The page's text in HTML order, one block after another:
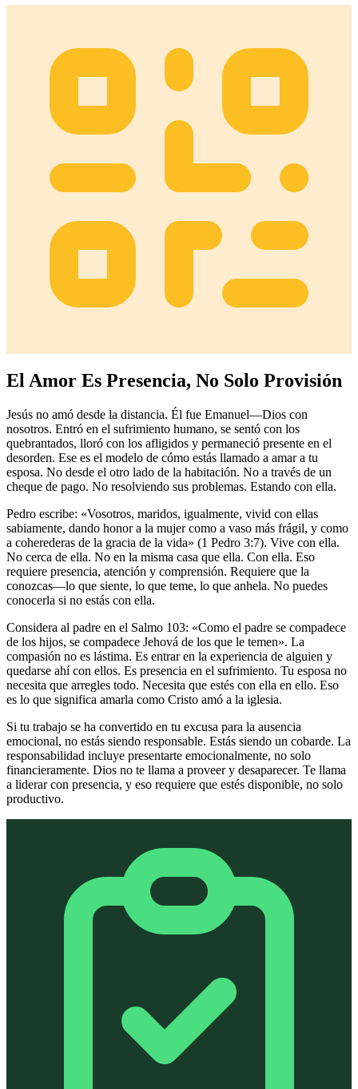
El Amor Es Presencia, No Solo Provisión
Jesús no amó desde la distancia. Él fue Emanuel—Dios con
nosotros. Entró en el sufrimiento humano, se sentó con los
quebrantados, lloró con los afligidos y permaneció presente en el
desorden. Ese es el modelo de cómo estás llamado a amar a tu
esposa. No desde el otro lado de la habitación. No a través de un
cheque de pago. No resolviendo sus problemas. Estando con ella.
Pedro escribe: «Vosotros, maridos, igualmente, vivid con ellas
sabiamente, dando honor a la mujer como a vaso más frágil, y como
a coherederas de la gracia de la vida» (1 Pedro 3:7). Vive con ella.
No cerca de ella. No en la misma casa que ella. Con ella. Eso
requiere presencia, atención y comprensión. Requiere que la
conozcas—lo que siente, lo que teme, lo que anhela. No puedes
conocerla si no estás con ella.
Considera al padre en el Salmo 103: «Como el padre se compadece
de los hijos, se compadece Jehová de los que le temen». La
compasión no es lástima. Es entrar en la experiencia de alguien y
quedarse ahí con ellos. Es presencia en el sufrimiento. Tu esposa no
necesita que arregles todo. Necesita que estés con ella en ello. Eso
es lo que significa amarla como Cristo amó a la iglesia.
Si tu trabajo se ha convertido en tu excusa para la ausencia
emocional, no estás siendo responsable. Estás siendo un cobarde. La
responsabilidad incluye presentarte emocionalmente, no solo
financieramente. Dios no te llama a proveer y desaparecer. Te llama
a liderar con presencia, y eso requiere que estés disponible, no solo
productivo.